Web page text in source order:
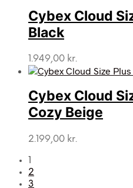
Cybex Cloud
Black
1.949,00 kr.
Cybex Cloud
Cozy Beige
2.199,00 kr.
1
2
3